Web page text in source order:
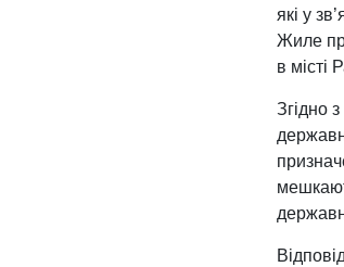
які у
Жиле
в місті
Згідно